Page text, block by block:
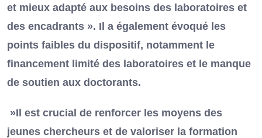
et mieux adapté aux besoins des laboratoires et
des encadrants ». Il a également évoqué les
points faibles du dispositif, notamment le
financement limité des laboratoires et le manque
de soutien aux doctorants.
»Il est crucial de renforcer les moyens des
jeunes chercheurs et de valoriser la formation